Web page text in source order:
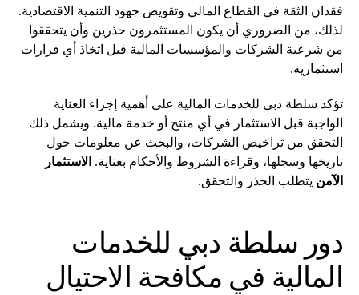
فقدان الثقة في القطاع المالي وتقويض جهود التنمية الاقتصادية.
لذلك، من الضروري أن يكون المستثمرون حذرين وأن يتحققوا
من شرعية الشركات والمؤسسات المالية قبل اتخاذ أي قرارات
استثمارية.
تؤكد سلطة دبي للخدمات المالية على أهمية إجراء العناية
الواجبة قبل الاستثمار في أي منتج أو خدمة مالية. ويشمل ذلك
التحقق من تراخيص الشركات، والبحث عن معلومات حول
تاريخها وسجلها، وقراءة الشروط والأحكام بعناية. الاستثمار
الآمن يتطلب الحذر والتحقق.
دور سلطة دبي للخدمات
المالية في مكافحة الاحتيال